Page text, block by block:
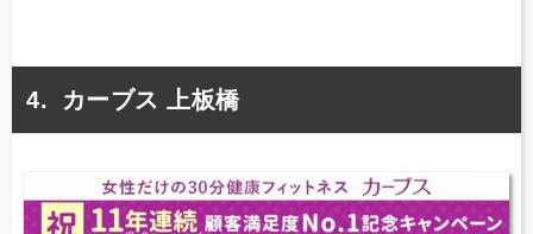
カーブス 上板橋